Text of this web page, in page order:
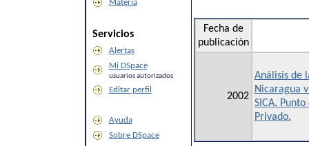
Materia
Servicios
Alertas
Mi DSpace
usuarios autorizados
Editar perfil
Ayuda
Sobre DSpace
Fecha de
publicación
2002
Análisis de
Nicaragua
SICA.
Privado.